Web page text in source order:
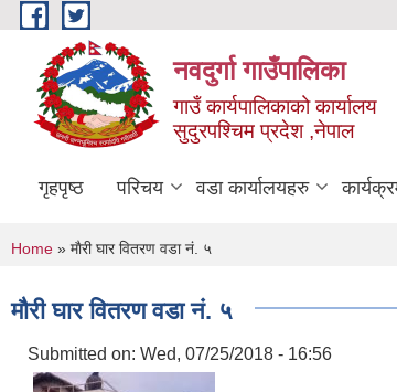
Skip to main content
नवदुर्गा गाउँपालिका
गाउँ कार्यपालिकाको कार्यालय
सुदुरपश्चिम प्रदेश ,नेपाल
गृहपृष्ठ परिचय वडा कार्यालयहरु
You are here
Home » माैरी घार वितरण वडा नं. ५
माैरी घार वितरण वडा नं. ५
Submitted on: Wed, 07/25/2018 - 16:56